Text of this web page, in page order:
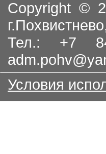
Copyright ©
Тел.: +7
Условия